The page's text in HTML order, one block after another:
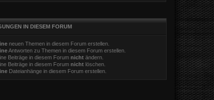
IN DIESEM FORUM
neuen Themen in diesem Forum erstellen.
Antworten zu Themen in diesem Forum erstellen.
Beiträge in diesem Forum nichtändern.
Beiträge in diesem Forum nichtlöschen.
Dateianhänge in diesem Forum erstellen.